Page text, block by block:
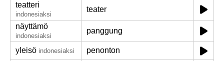
teatteri
indonesiaksi
teater
näyttämö
indonesiaksi
panggung
yleisö indonesiaksi
penonton